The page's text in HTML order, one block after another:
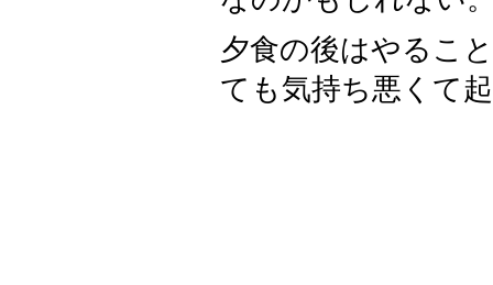
夕食の後はやるこ
ても気持ち悪くて